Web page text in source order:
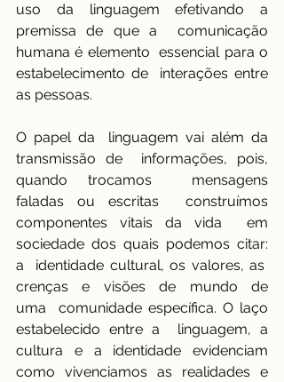
uso da linguagem efetivando a
premissa de que a  comunicação
humana é elemento  essencial para o
estabelecimento de  interações entre
as pessoas.
O papel da  linguagem vai além da
transmissão de  informações, pois,
quando trocamos  mensagens
faladas ou escritas  construímos
componentes vitais da vida  em
sociedade dos quais podemos citar:
a  identidade cultural, os valores, as
crenças e visões de mundo de
uma  comunidade específica. O laço
estabelecido entre a  linguagem, a
cultura e a identidade evidenciam
como vivenciamos as realidades e